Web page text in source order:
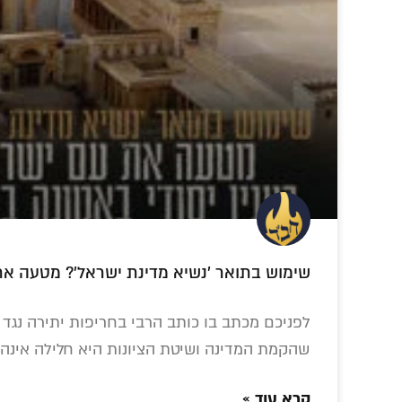
שימוש בתואר 'נשיא מדינת ישראל'? מטעה את
לפניכם מכתב בו כותב הרבי בחריפות יתירה
שהקמת המדינה ושיטת הציונות היא חלילה
ולהמשיך אחרי חצות? רק למאריכים
בתפילה
הגה"ח הרב
'קיצורי דרך'. צריך
חסידים כבר רכשו
ליובאוויטש